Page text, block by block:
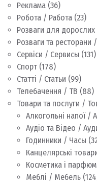
Реклама (36)
Робота / Работа (23)
Розваги для
Розваги та
Сервіси / Сервисы (131)
Спорт (178)
Статті / Статьи (99)
Телебачення / ТВ (88)
Товари та послуги /
Алкогольні напої /
Аудіо та Відео /
Годинники / Часы
Канцелярські
Косметика і
Меблі / Мебель